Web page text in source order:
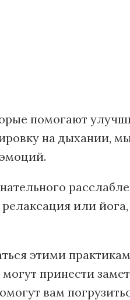
помогают
на дыхании,
или
этими
принести
вам